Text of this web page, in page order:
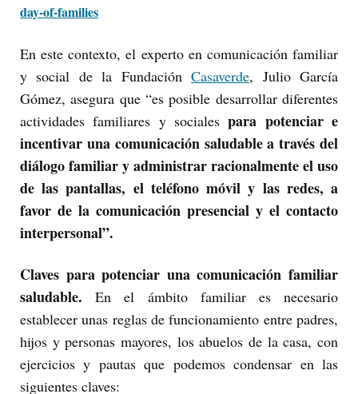
day-of-families
En este contexto, el experto en comunicación familiar
y social de la FundaciónCasaverde, Julio García
Gómez, asegura que “es posible desarrollar diferentes
actividades familiares y sociales para potenciar e
incentivar una comunicación saludable a través del
diálogo familiar y administrar racionalmente el uso
de las pantallas, el teléfono móvil y las redes, a
favor de la comunicación presencial y el contacto
interpersonal”.
Claves para potenciar una comunicación familiar
saludable.En el ámbito familiar es necesario
establecer unas reglas de funcionamiento entre padres,
hijos y personas mayores, los abuelos de la casa, con
ejercicios y pautas que podemos condensar en las
siguientes claves: